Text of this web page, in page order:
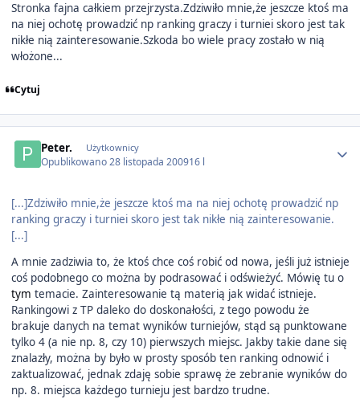
Stronka fajna całkiem przejrzysta.Zdziwiło mnie,że jeszcze ktoś ma
na niej ochotę prowadzić np ranking graczy i turniei skoro jest tak
nikłe nią zainteresowanie.Szkoda bo wiele pracy zostało w nią
włożone...
Cytuj
Peter. Użytkownicy
Opublikowano28 listopada 200916 l
[...]Zdziwiło mnie,że jeszcze ktoś ma na niej ochotę prowadzić np
ranking graczy i turniei skoro jest tak nikłe nią zainteresowanie.
[...]
A mnie zadziwia to, że ktoś chce coś robić od nowa, jeśli już istnieje
coś podobnego co można by podrasować i odświeżyć. Mówię tu o
tym temacie. Zainteresowanie tą materią jak widać istnieje.
Rankingowi z TP daleko do doskonałości, z tego powodu że
brakuje danych na temat wyników turniejów, stąd są punktowane
tylko 4 (a nie np. 8, czy 10) pierwszych miejsc. Jakby takie dane się
znalazły, można by było w prosty sposób ten ranking odnowić i
zaktualizować, jednak zdaję sobie sprawę że zebranie wyników do
np. 8. miejsca każdego turnieju jest bardzo trudne.